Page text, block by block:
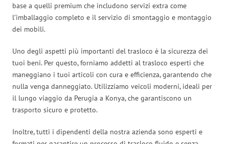
base a quelli premium che includono servizi extra come
l’imballaggio completo e il servizio di smontaggio e montaggio
dei mobili.
Uno degli aspetti più importanti del trasloco è la sicurezza dei
tuoi beni. Per questo, forniamo addetti al trasloco esperti che
maneggiano i tuoi articoli con cura e efficienza, garantendo che
nulla venga danneggiato. Utilizziamo veicoli moderni, ideali per
il lungo viaggio da Perugia a Konya, che garantiscono un
trasporto sicuro e protetto.
Inoltre, tutti i dipendenti della nostra azienda sono esperti e